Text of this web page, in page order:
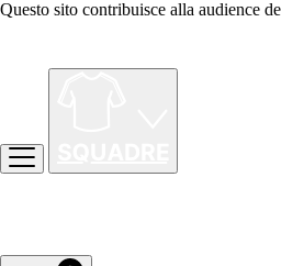
Questo sito contribuisce alla audience de